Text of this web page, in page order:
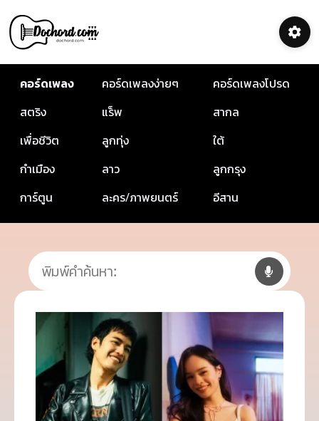
คอร์ดเพลง คอร์ดเพลงง่ายๆ
คอร์ดเพลงโปรด
สตริง
แร็พ
สากล
เพื่อชีวิต
ลูกทุ่ง
ใต้
กำเมือง
ลาว
ลูกกรุง
การ์ตูน
ละคร/ภาพยนตร์ อีสาน